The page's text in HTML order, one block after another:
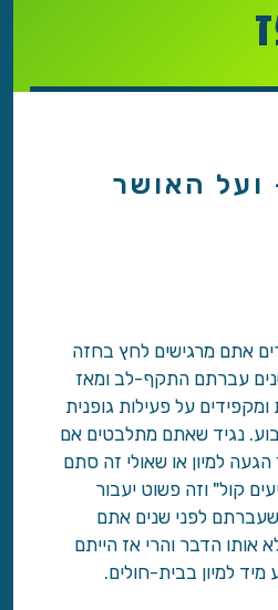
ועל האושר
אתם מרגישים לחץ בחזה
מרפה. לפני 13 שנים עברתם התקף-לב ומאז
על פעילות גופנית
בשבוע. נגיד שאתם מתלבטים אם
למיון או שאולי זה סתם
קול" וזה פשוט יעבור
לפני שנים אתם
אותו הדבר והרי אז הייתם
למיון בבית-חולים.